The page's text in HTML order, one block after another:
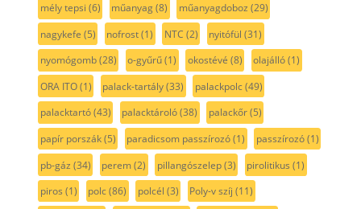
mély tepsi (6) műanyag(8) műanyagdoboz (29)
nagykefe (5) nofrost(1) NTC (2) nyitófül (31)
nyomógomb(28) o-gyűrű(1) okostévé (8) olajálló(1)
ORA ITO(1) palack-tartály(33) palackpolc(49)
palacktartó(43) palacktároló(38) palackőr(5)
papír porszák(5) paradicsom passzírozó(1) passzírozó(1)
pb-gáz (34) perem(2) pillangószelep(3) pirolitikus (1)
piros (1) polc(86) polcél (3) Poly-v szíj (11)